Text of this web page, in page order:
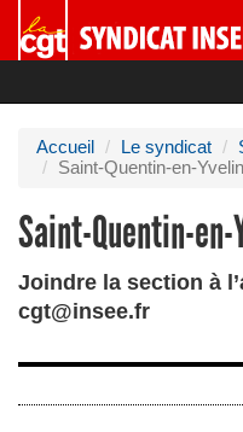
Accueil Le syndicat
Saint-Quentin-en-
Saint-Quentin-
Joindre la section à
cgt@insee.fr